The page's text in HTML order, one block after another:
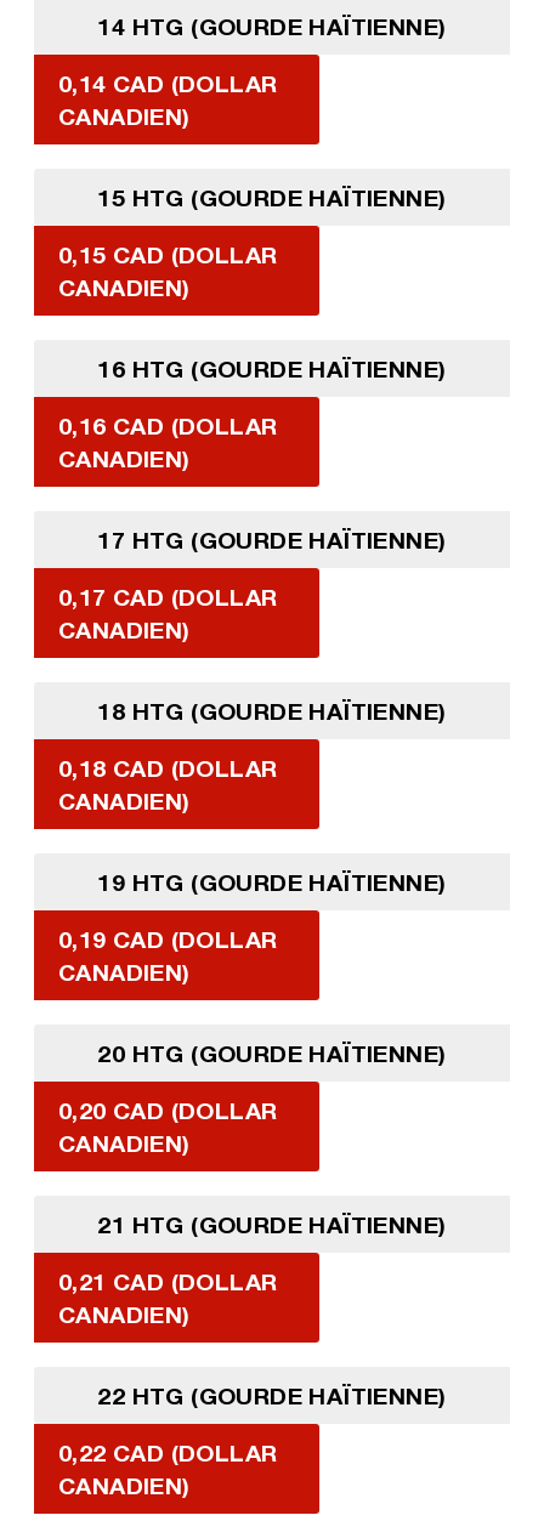
14 HTG (GOURDE HAÏTIENNE)
0,14 CAD (DOLLAR
CANADIEN)
15 HTG (GOURDE HAÏTIENNE)
0,15 CAD (DOLLAR
CANADIEN)
16 HTG (GOURDE HAÏTIENNE)
0,16 CAD (DOLLAR
CANADIEN)
17 HTG (GOURDE HAÏTIENNE)
0,17 CAD (DOLLAR
CANADIEN)
18 HTG (GOURDE HAÏTIENNE)
0,18 CAD (DOLLAR
CANADIEN)
19 HTG (GOURDE HAÏTIENNE)
0,19 CAD (DOLLAR
CANADIEN)
20 HTG (GOURDE HAÏTIENNE)
0,20 CAD (DOLLAR
CANADIEN)
21 HTG (GOURDE HAÏTIENNE)
0,21 CAD (DOLLAR
CANADIEN)
22 HTG (GOURDE HAÏTIENNE)
0,22 CAD (DOLLAR
CANADIEN)